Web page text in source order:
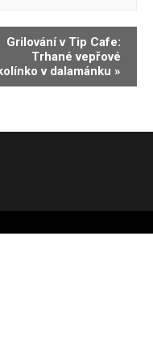
Grilování v Tip Cafe:
Trhané vepřové
v dalamánku »